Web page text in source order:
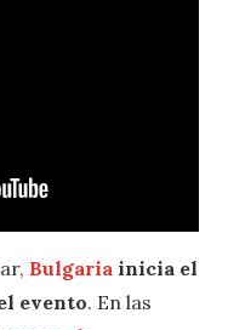
Bulgaria inicia el
evento. En las